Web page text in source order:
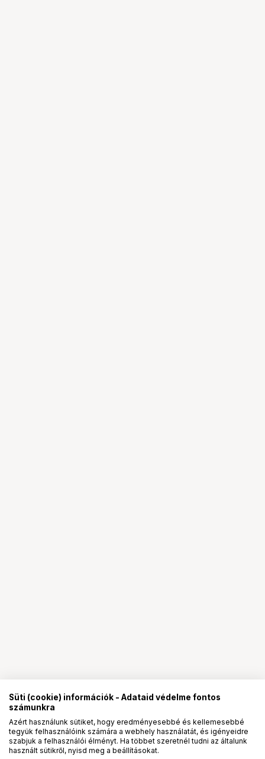
PROpartnerségek
Süti (cookie) információk - Adataid védelme fontos
számunkra
Azért használunk sütiket, hogy eredményesebbé és kellemesebbé
tegyük felhasználóink számára a webhely használatát, és igényeidre
szabjuk a felhasználói élményt. Ha többet szeretnél tudni az általunk
használt sütikről, nyisd meg a beállításokat.